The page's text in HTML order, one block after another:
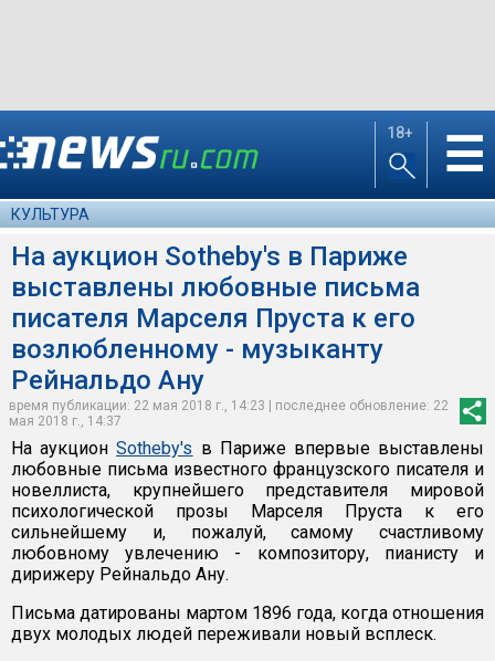
18+ ☰
КУЛЬТУРА
На аукцион Sotheby's в Париже
выставлены любовные письма
писателя Марселя Пруста к его
возлюбленному - музыканту
Рейнальдо Ану
время публикации: 22 мая 2018 г., 14:23 | последнее обновление: 22
мая 2018 г., 14:37
На аукционSotheby's в Париже впервые выставлены
любовные письма известного французского писателя и
новеллиста, крупнейшего представителя мировой
психологической прозы Марселя Пруста к его
сильнейшему и, пожалуй, самому счастливому
любовному увлечению - композитору, пианисту и
дирижеру Рейнальдо Ану.
Письма датированы мартом 1896 года, когда отношения
двух молодых людей переживали новый всплеск.